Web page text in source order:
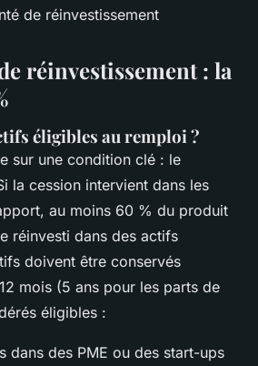
de réinvestissement
réinvestissement : la
éligibles au remploi ?
sur une condition clé : le
la cession intervient dans les
au moins 60 % du produit
réinvesti dans des actifs
doivent être conservés
mois (5 ans pour les parts de
éligibles :
dans des PME ou des start-ups